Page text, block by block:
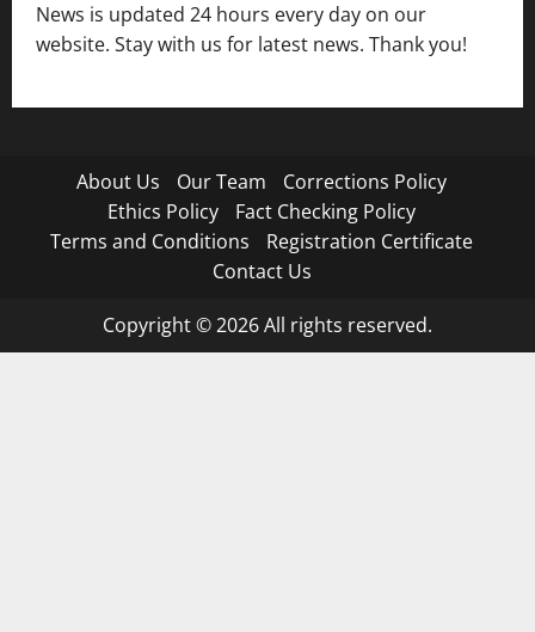
News is updated 24 hours every day on our
website. Stay with us for latest news. Thank you!
About Us Our Team
Corrections Policy
Ethics Policy
Fact Checking Policy
Terms and Conditions
Registration Certificate
Contact Us
Copyright © 2026 All rights reserved.